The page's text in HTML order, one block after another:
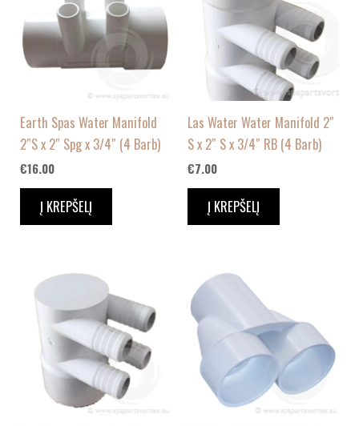
Earth Spas Water Manifold
2″S x 2″ Spg x 3/4″ (4 Barb)
€16.00
Į KREPŠELĮ
Las Water Water Manifold 2″
S x 2″ S x 3/4″ RB (4 Barb)
€7.00
Į KREPŠELĮ